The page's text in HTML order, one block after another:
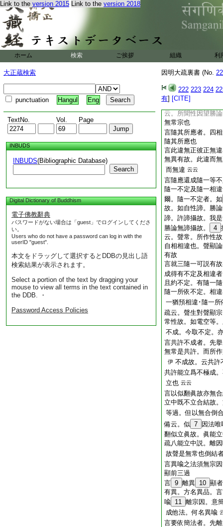
Link to the version 2015 Link to the version 2018
ホーム 検索 ご挨拶 組織 利
大正蔵検索
punctuation Hangul Eng
TextNo. Vol. Page
INBUDS
INBUDS(Bibliographic Database)
Search
Digital Dictionary of Buddhism
電子佛教辭典
パスワードがない場合は「guest」でログインしてくださ
い。
Users who do not have a password can log in with the
userID "guest".
本文をドラッグして選択するとDDBの見出し語
検索結果が表示されます。
Select a portion of the text by dragging your
mouse to view all terms in the text contained in
the DDB. ・
Password Access Policies
因明大疏裏書 (No.
222 223 224
有] [CITE]
兩倶不成亦有不 25
約三中唯闕初相名
一相名爲不定。二
言彼因立正者。備
此因違者。即用此
野曰。初句顯相違
因望勝論師立者。
以後所聞性因違前
云。所聞性因望勝
無常宗也
言隨其所應者。四
隨其所應也
言此違無正彼正無
無異有故。此違而
而無違 云云
言隨應還成隨一等
隨一不定及隨一相
爾。隨一不定者。如
故。如自性諦。勝
諦。許諦攝故。我
勝論無諦攝故。
4
云。聲常。所作性
自相相違也。聲顯
有故
言就三隨一可説有
成得有不定及相違
且約不定。有隨一
隨一所依不定。相
一猶預相違･隨一所
疏云。聲生對聲顯
常性故。如電空等
不成。今取不定。
言共許不成者。先
無常是共許。而所
伊 不成故。云共許
共許能立爲不極成
立也 云云
言以似翻眞故亦無
立中既不立合結故
等過。但以無合倒
備云。似 7
因法
翻似立眞故。眞能
疏八能立中説。離
故聲是無常也倒結
言異喩之法須無宗
顯前三過
言 9 離異 10 顯
有異。方名異品。
喩 11 離宗因。意
成他法。何名異喩
言要依簡法者。先